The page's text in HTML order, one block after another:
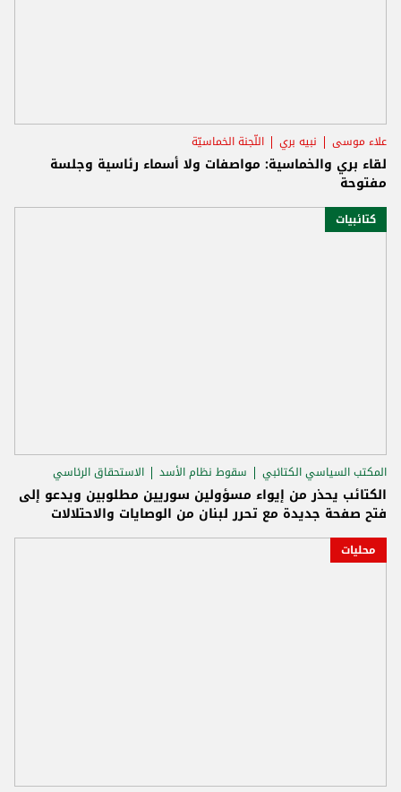
علاء موسى نبيه بري اللّجنة الخماسيّة
لقاء بري والخماسية: مواصفات ولا أسماء رئاسية وجلسة
مفتوحة
كتائبيات
المكتب السياسي الكتائبي سقوط نظام الأسد الاستحقاق الرئاسي
الكتائب يحذر من إيواء مسؤولين سوريين مطلوبين ويدعو إلى
فتح صفحة جديدة مع تحرر لبنان من الوصايات والاحتلالات
محليات